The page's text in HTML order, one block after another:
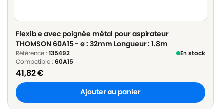
Flexible avec poignée métal pour aspirateur
THOMSON 60A15 - ø : 32mm Longueur : 1.8m
Référence : 135492
En stock
Compatible : 60A15
41,82€
Ajouter au panier